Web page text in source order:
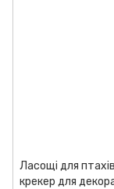
Ласощі для
крекер для